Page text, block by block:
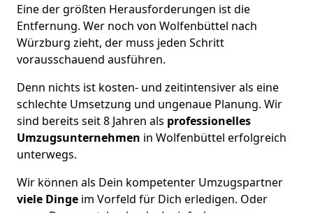
Eine der größten Herausforderungen ist die
Entfernung. Wer noch von Wolfenbüttel nach
Würzburg zieht, der muss jeden Schritt
vorausschauend ausführen.
Denn nichts ist kosten- und zeitintensiver als eine
schlechte Umsetzung und ungenaue Planung. Wir
sind bereits seit 8 Jahren als professionelles
Umzugsunternehmen in Wolfenbüttel erfolgreich
unterwegs.
Wir können als Dein kompetenter Umzugspartner
viele Dinge im Vorfeld für Dich erledigen. Oder